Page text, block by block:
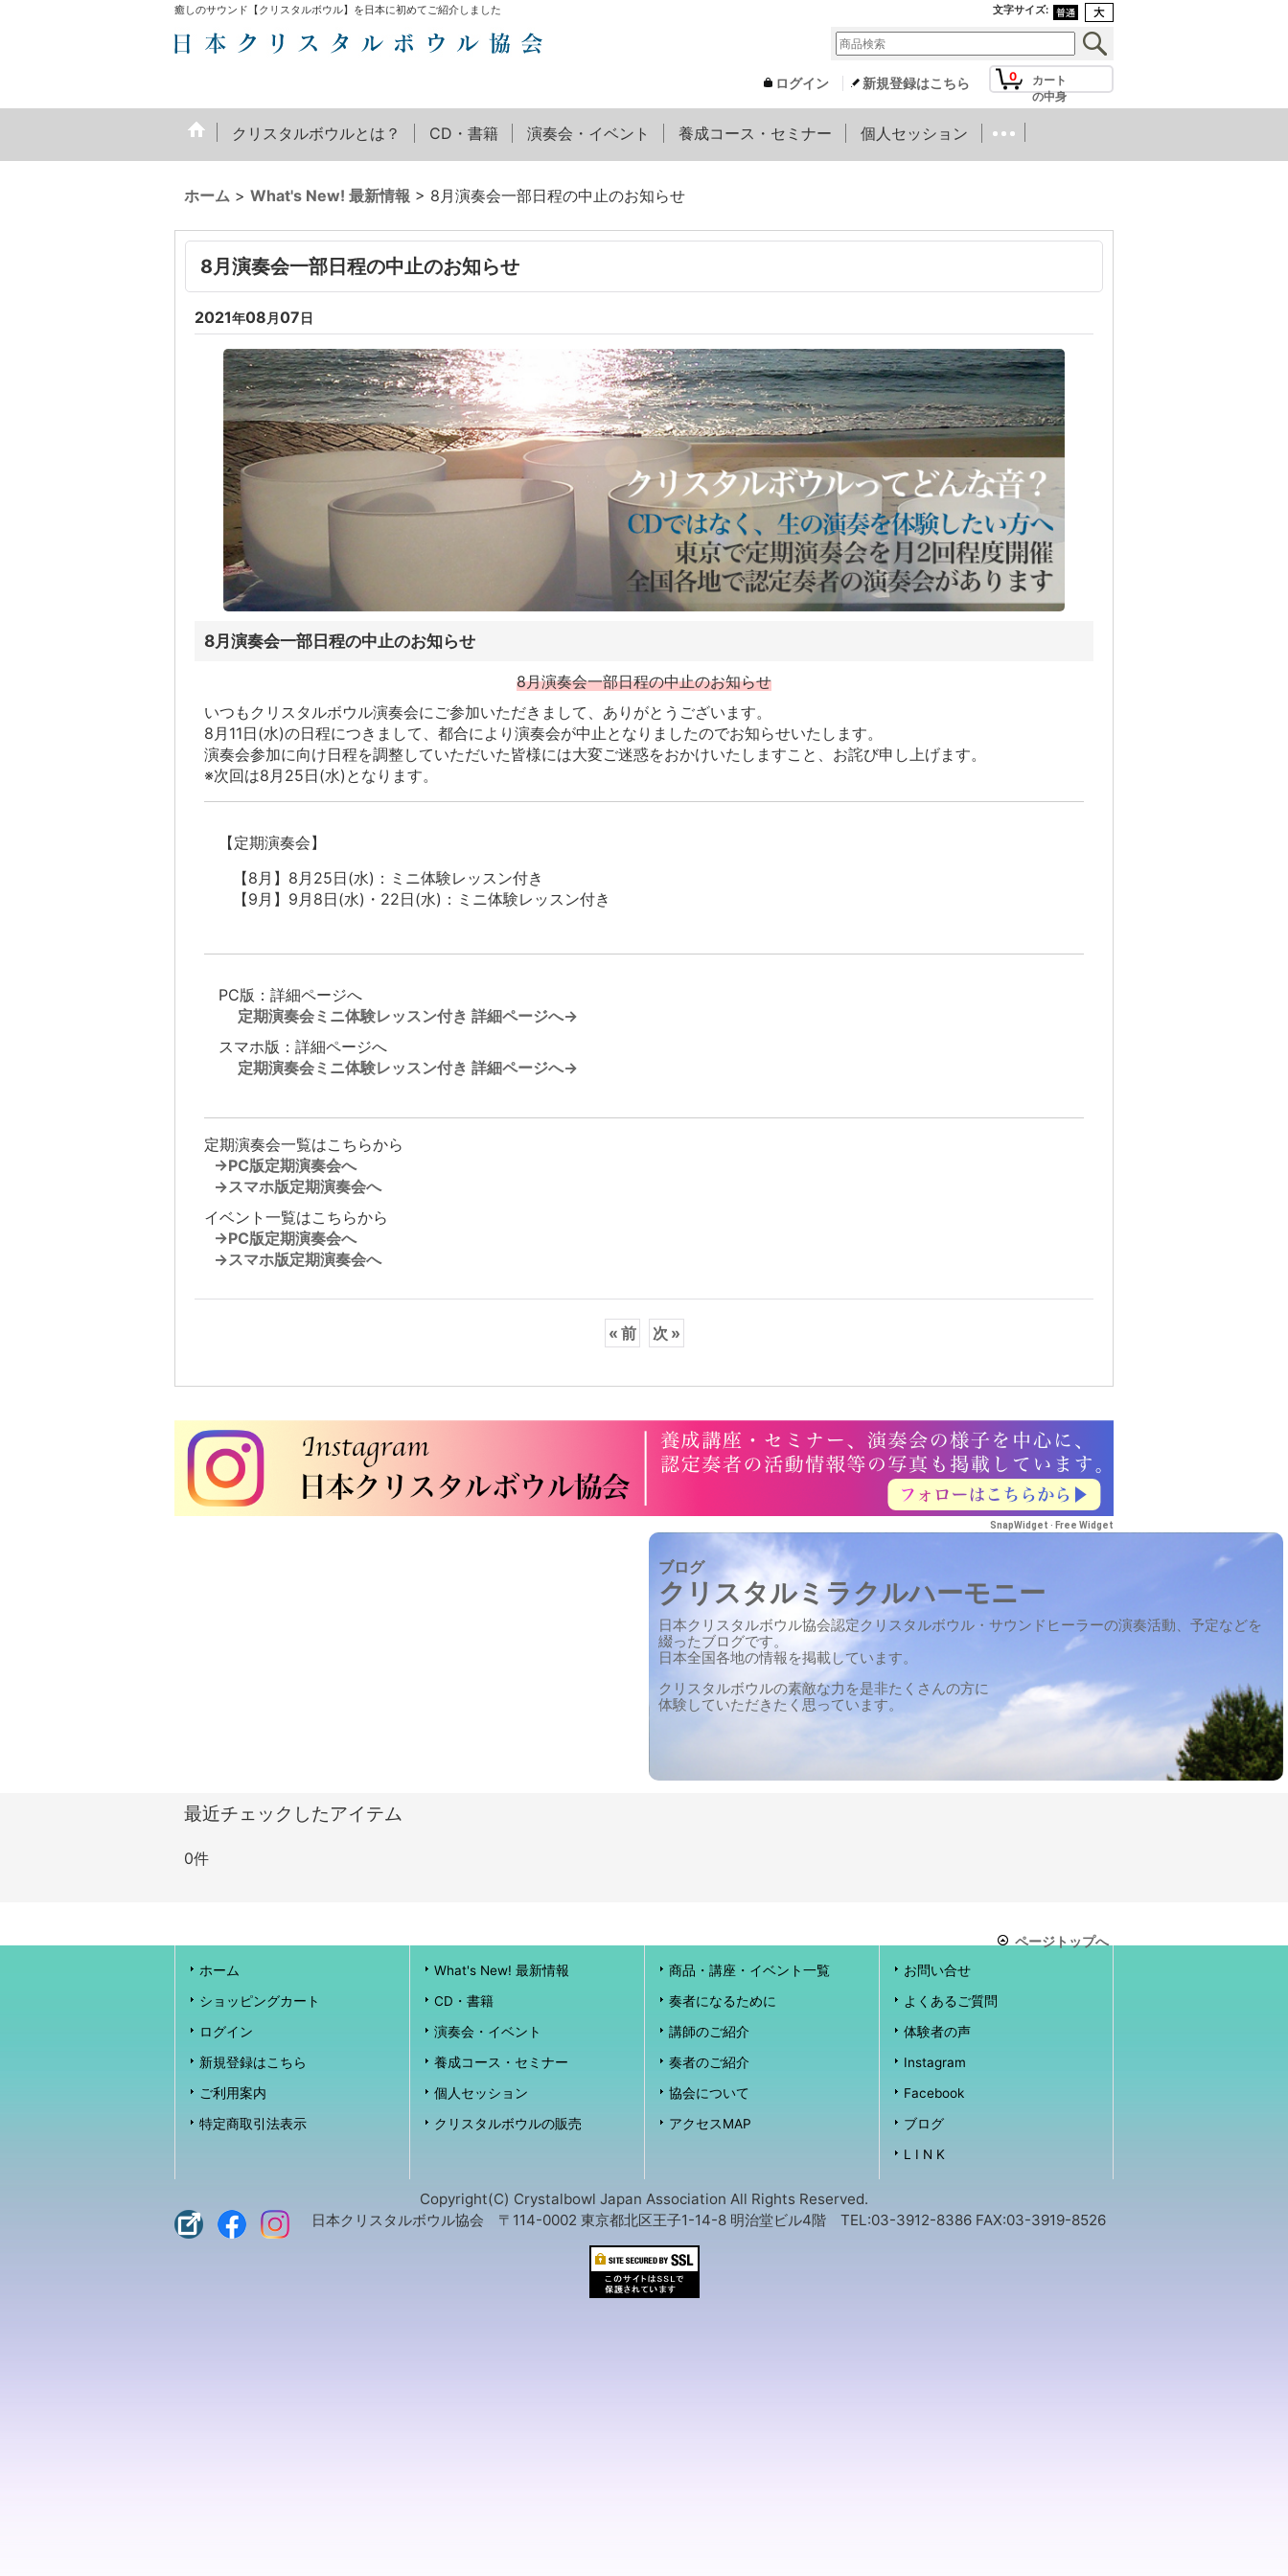
癒しのサウンド【クリスタルボウル】を日本に初めてご紹介しました 文字サイズ:
0
カート
の中身
ログイン 新規登録はこちら
クリスタルボウルとは？ CD・書籍 演奏会・イベント 養成コース・セミナー 個人セッション
ホーム > What's New! 最新情報 > 8月演奏会一部日程の中止のお知らせ
8月演奏会一部日程の中止のお知らせ
2021年08 月 07 日
8月演奏会一部日程の中止のお知らせ
8月演奏会一部日程の中止のお知らせ
いつもクリスタルボウル演奏会にご参加いただきまして、ありがとうございます。
8月11日(水)の日程につきまして、都合により演奏会が中止となりましたのでお知らせいたします。
演奏会参加に向け日程を調整していただいた皆様には大変ご迷惑をおかけいたしますこと、お詫び申し上げます。
※次回は8月25日(水)となります。
【定期演奏会】
【8月】8月25日(水)：ミニ体験レッスン付き
【9月】9月8日(水)・22日(水)：ミニ体験レッスン付き
PC版：詳細ページへ
定期演奏会ミニ体験レッスン付き 詳細ページへ→
スマホ版：詳細ページへ
定期演奏会ミニ体験レッスン付き 詳細ページへ→
定期演奏会一覧はこちらから
→PC版定期演奏会へ
→スマホ版定期演奏会へ
イベント一覧はこちらから
→PC版定期演奏会へ
→スマホ版定期演奏会へ
« 前 次 »
SnapWidget · Free Widget
ブログ
クリスタルミラクルハーモニー
日本クリスタルボウル協会認定クリスタルボウル・サウンドヒーラーの演奏活動、予定などを
綴ったブログです。
日本全国各地の情報を掲載しています。
クリスタルボウルの素敵な力を是非たくさんの方に
体験していただきたく思っています。
最近チェックしたアイテム
0件
ページトップへ
ホーム
ショッピングカート
ログイン
新規登録はこちら
ご利用案内
特定商取引法表示
What's New! 最新情報
CD・書籍
演奏会・イベント
養成コース・セミナー
個人セッション
クリスタルボウルの販売
商品・講座・イベント一覧
奏者になるために
講師のご紹介
奏者のご紹介
協会について
アクセスMAP
お問い合せ
よくあるご質問
体験者の声
Instagram
Facebook
ブログ
L I N K
Copyright(C) Crystalbowl Japan Association All Rights Reserved.
日本クリスタルボウル協会 〒114-0002 東京都北区王子1-14-8 明治堂ビル4階 TEL:03-3912-8386 FAX:03-3919-8526